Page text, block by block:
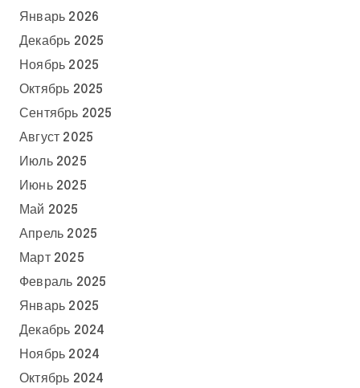
Январь 2026
Декабрь 2025
Ноябрь 2025
Октябрь 2025
Сентябрь 2025
Август 2025
Июль 2025
Июнь 2025
Май 2025
Апрель 2025
Март 2025
Февраль 2025
Январь 2025
Декабрь 2024
Ноябрь 2024
Октябрь 2024